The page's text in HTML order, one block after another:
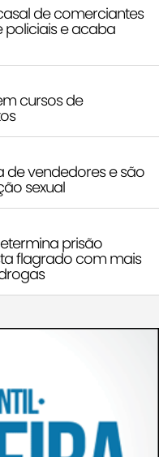
de comerciantes
e acaba
cursos de
vendedores e são
sexual
prisão
flagrado com mais